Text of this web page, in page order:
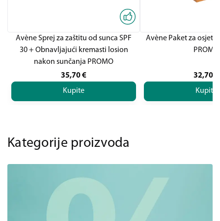
Avène Sprej za zaštitu od sunca SPF
30 + Obnavljajući kremasti losion
nakon sunčanja PROMO
35,70€
Kupite
Avène Paket za
PROMO
32,70
Kupite
Kategorije proizvoda